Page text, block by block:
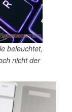
beleuchtet,
nicht der